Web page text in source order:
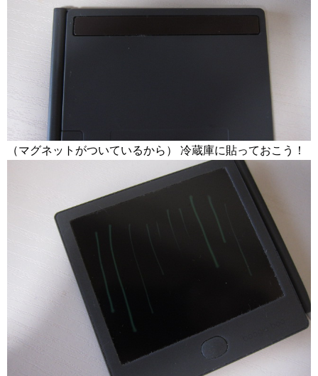
（マグネットがついているから） 冷蔵庫に貼っておこう！